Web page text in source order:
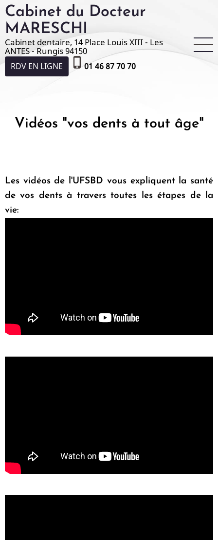
Aller
au
contenu
principal
Cabinet du Docteur
MARESCHI
Cabinet dentaire, 14 Place Louis XIII - Les
ANTES - Rungis 94150
RDV EN LIGNE phone_iphone 01 46 87 70 70
Vidéos "vos dents à tout âge"
Les vidéos de l'UFSBD vous expliquent la santé
de vos dents à travers toutes les étapes de la
vie: